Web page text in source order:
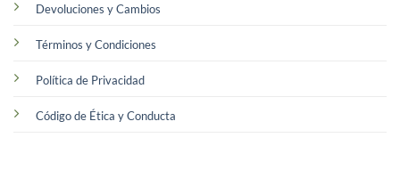
Devoluciones y Cambios
Términos y Condiciones
Política de Privacidad
Código de Ética y Conducta